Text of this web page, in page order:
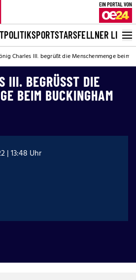
POLITIKSPORTSTARSFELLNER LIVE
Charles III. begrüßt die Menschenmenge beim
BEGRÜSST DIE M
BEIM BUCKINGHAM P
| 13:48 Uhr